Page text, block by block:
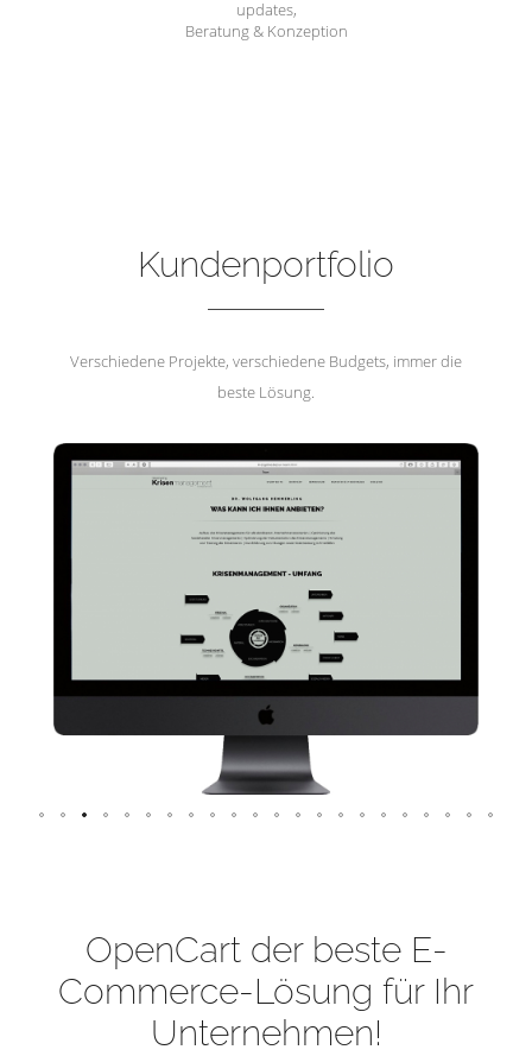
updates,
Beratung & Konzeption
Kundenportfolio
Verschiedene Projekte, verschiedene Budgets, immer die
beste Lösung.
OpenCart der beste E-
Commerce-Lösung für Ihr
Unternehmen!